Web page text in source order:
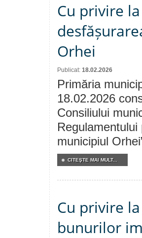
Cu privire
Orhei
Publicat: 18.02.2026
Primăria
18.02.2026
Consiliului
municipiul
CITEŞTE MAI MULT...
Cu privire
bunurilor